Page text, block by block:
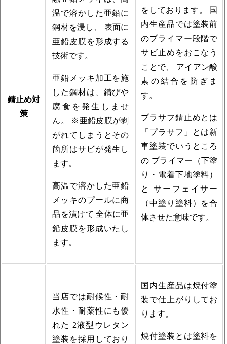
錆止め対
策
温で溶かした亜鉛に
鋼材を浸し、 表面に
亜鉛皮膜を形成する
技術です。
亜鉛メッキ加工を施
した鋼材は、錆びや
腐食を発生しませ
ん。 ※亜鉛皮膜が剥
がれてしまうとその
箇所はサビが発生し
ます。
高温で溶かした亜鉛
メッキのプールに商
品を漬けて 全体に亜
鉛皮膜を形成いたし
ます。
をしております。 国
内生産品では塗装前
のプライマー段階で
サビ止めをおこなう
ことで、 アイアン酸
素の結合を防ぎま
す。
プラサフ錆止めとは
「プラサフ」とは新
車塗装でいうところ
の プライマー（下塗
り・電着下地塗料）
と サーフェイサー
（中塗り塗料）を合
体させた意味です。
当店では耐候性・耐
水性・耐薬性にも優
れた 2液型ウレタン
塗装を採用しており
国内生産品は焼付塗
装で仕上がりしてお
ります。
焼付塗装とは塗料を